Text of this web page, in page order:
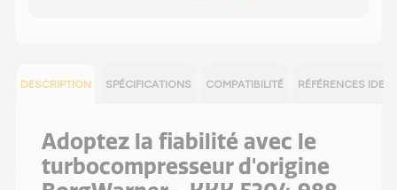
DESCRIPTION SPÉCIFICATIONS COMPATIBILITÉ RÉFÉRENCES
Adoptez la fiabilité avec le
turbocompresseur d'origine